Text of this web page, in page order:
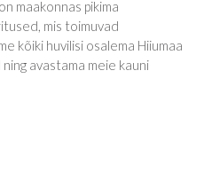
maakonnas pikima
mis toimuvad
kõiki huvilisi osalema Hiiumaa
avastama meie kauni